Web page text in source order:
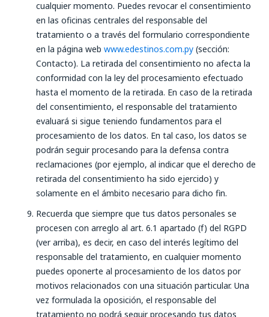
cualquier momento. Puedes revocar el consentimiento
en las oficinas centrales del responsable del
tratamiento o a través del formulario correspondiente
en la página web www.edestinos.com.py (sección:
Contacto). La retirada del consentimiento no afecta la
conformidad con la ley del procesamiento efectuado
hasta el momento de la retirada. En caso de la retirada
del consentimiento, el responsable del tratamiento
evaluará si sigue teniendo fundamentos para el
procesamiento de los datos. En tal caso, los datos se
podrán seguir procesando para la defensa contra
reclamaciones (por ejemplo, al indicar que el derecho de
retirada del consentimiento ha sido ejercido) y
solamente en el ámbito necesario para dicho fin.
Recuerda que siempre que tus datos personales se
procesen con arreglo al art. 6.1 apartado (f) del RGPD
(ver arriba), es decir, en caso del interés legítimo del
responsable del tratamiento, en cualquier momento
puedes oponerte al procesamiento de los datos por
motivos relacionados con una situación particular. Una
vez formulada la oposición, el responsable del
tratamiento no podrá seguir procesando tus datos